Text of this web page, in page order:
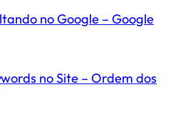
no Google – Google
no Site – Ordem dos